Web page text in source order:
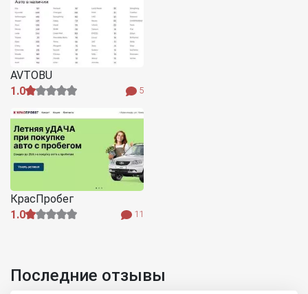
AVTOBU
1.0
5
КрасПробег
1.0
11
Последние отзывы